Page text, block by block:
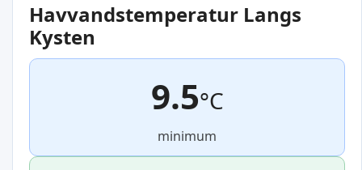
Havvandstemperatur Langs
Kysten
9.5°C
minimum